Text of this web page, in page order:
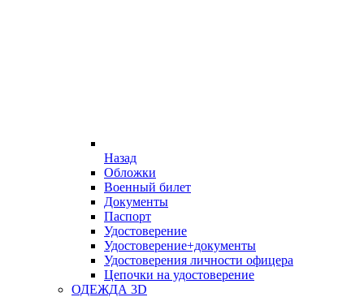
Назад
Обложки
Военный билет
Документы
Паспорт
Удостоверение
Удостоверение+документы
Удостоверения личности офицера
Цепочки на удостоверение
ОДЕЖДА 3D